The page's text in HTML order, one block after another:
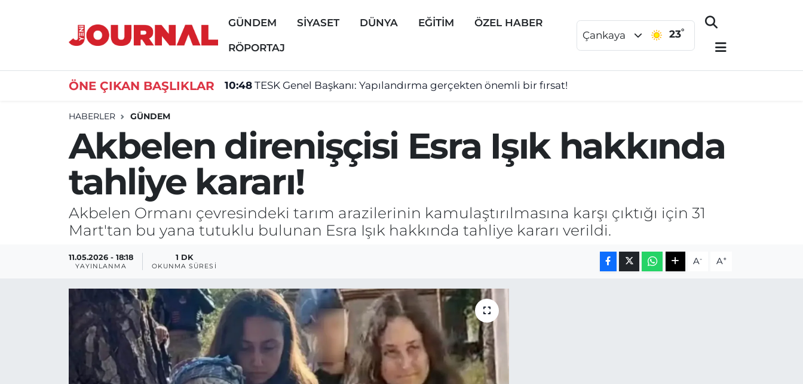
GÜNDEM SİYASET DÜNYA EĞİTİM ÖZEL HABER
RÖPORTAJ
Çankaya 23°
ÖNE ÇIKAN BAŞLIKLAR 10:48 TESK Genel Başkanı: Yapılandırma gerçekten önemli bir fırsat!
HABERLER GÜNDEM
Akbelen direnişçisi Esra Işık hakkında
tahliye kararı!
Akbelen Ormanı çevresindeki tarım arazilerinin kamulaştırılmasına karşı çıktığı için 31
Mart'tan bu yana tutuklu bulunan Esra Işık hakkında tahliye kararı verildi.
11.05.2026 - 18:18
YAYINLANMA
1 DK
OKUNMA SÜRESI A- A+
GÜNDEM
ÖZEL HABER
Nöbetçi Eczaneler
Süper Lig Puan Durumu ve Fikstür
Tüm Manşetler
Son Dakika Haberleri
Haber Arşivi